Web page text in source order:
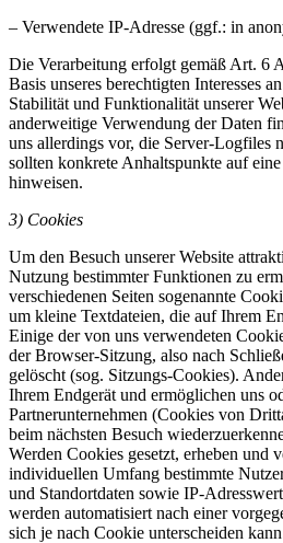
– Verwendete IP-Adresse (ggf.: in
Die Verarbeitung erfolgt gemäß Art. 6
Basis unseres berechtigten Interesses
Stabilität und Funktionalität unserer
anderweitige Verwendung der Daten
uns allerdings vor, die Server-Logfiles
sollten konkrete Anhaltspunkte auf
hinweisen.
3) Cookies
Um den Besuch unserer Website
Nutzung bestimmter Funktionen zu
verschiedenen Seiten sogenannte
um kleine Textdateien, die auf Ihrem
Einige der von uns verwendeten
der Browser-Sitzung, also nach
gelöscht (sog. Sitzungs-Cookies).
Ihrem Endgerät und ermöglichen uns
Partnerunternehmen (Cookies von
beim nächsten Besuch
Werden Cookies gesetzt, erheben und
individuellen Umfang bestimmte
und Standortdaten sowie IP-
werden automatisiert nach einer
sich je nach Cookie unterscheiden